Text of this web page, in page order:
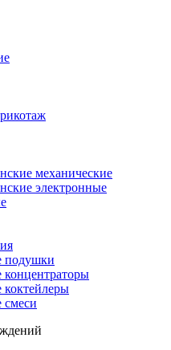
механические
электронные
подушки
смеси